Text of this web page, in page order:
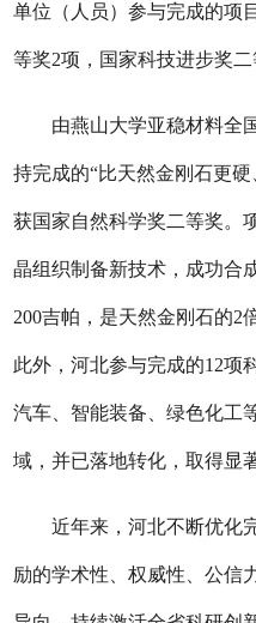
单位（人员）参与完成的项
等奖2项，国家科技进步奖二
由燕山大学亚稳材料全国
持完成的“比天然金刚石更
获国家自然科学奖二等奖。
晶组织制备新技术，成功合
200吉帕，是天然金刚石的2
此外，河北参与完成的12项
汽车、智能装备、绿色化工
域，并已落地转化，取得显
近年来，河北不断优化完
励的学术性、权威性、公信